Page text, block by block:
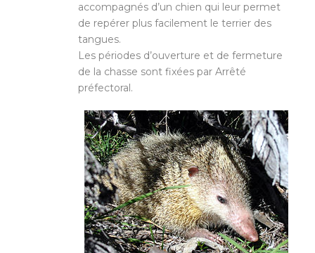
accompagnés d’un chien qui leur permet
de repérer plus facilement le terrier des
tangues.
Les périodes d’ouverture et de fermeture
de la chasse sont fixées par Arrêté
préfectoral.